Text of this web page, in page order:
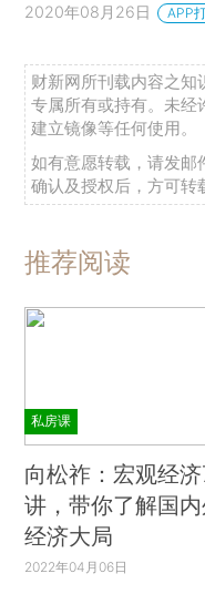
2020年08月26日 APP
财新网所刊载内容之知
专属所有或持有。未经
建立镜像等任何使用。
如有意愿转载，请发邮
确认及授权后，方可转
推荐阅读
私房课
向松祚：宏观经
讲，带你了解国
经济大局
2022年04月06日